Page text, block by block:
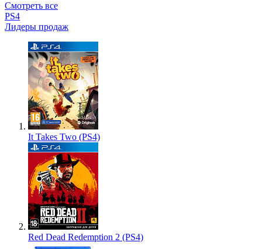
Смотреть все
PS4
Лидеры продаж
It Takes Two (PS4)
Red Dead Redemption 2 (PS4)